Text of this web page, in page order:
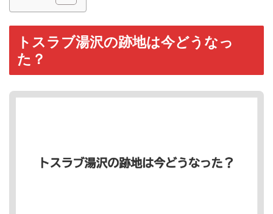
トスラブ湯沢の跡地は今どうなっ
た？